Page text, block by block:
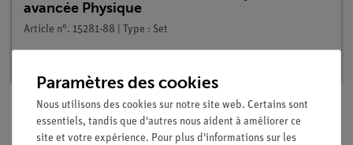
avancée Physique
Article n°. 15281-88 | Type : Set
Contenu de livraison
Paramètres des cookies
Nous utilisons des cookies sur notre site web. Certains sont
essentiels, tandis que d'autres nous aident à améliorer ce
site et votre expérience. Pour plus d'informations sur les